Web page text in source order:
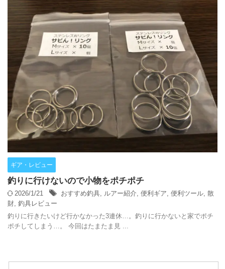
ギア・レビュー
釣りに行けないので小物をポチポチ
2026/1/21 おすすめ釣具, ルアー紹介, 便利ギア, 便利ツール, 散
財, 釣具レビュー
釣りに行きたいけど行かなかった3連休…。釣りに行かないと家でポチ
ポチしてしまう…。 今回はたまたま見 ...